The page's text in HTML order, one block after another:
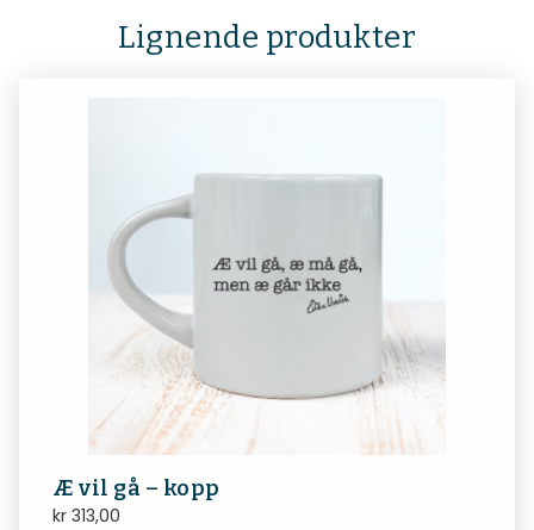
Lignende produkter
Æ vil gå – kopp
kr 313,00